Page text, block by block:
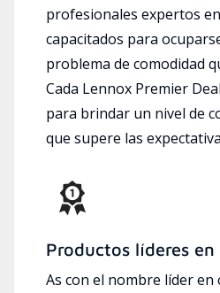
profesionales expertos
capacitados para
problema de comodidad
Cada Lennox Premier
para brindar un nivel de
que supere las
Productos líderes
As con el nombre líder en